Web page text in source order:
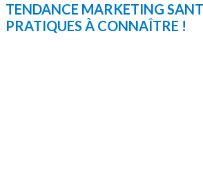
TENDANCE MARKETING
PRATIQUES À CONNAÎTRE !